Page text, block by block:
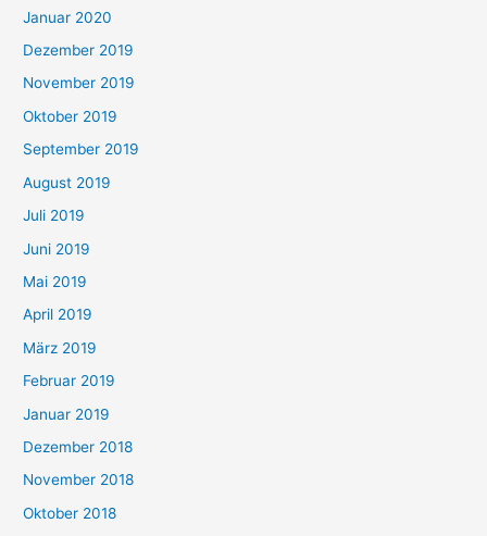
Januar 2020
Dezember 2019
November 2019
Oktober 2019
September 2019
August 2019
Juli 2019
Juni 2019
Mai 2019
April 2019
März 2019
Februar 2019
Januar 2019
Dezember 2018
November 2018
Oktober 2018